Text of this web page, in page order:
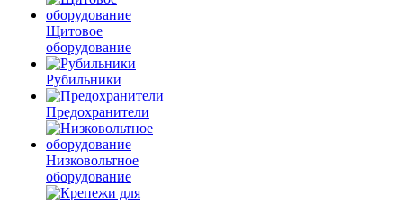
Щитовое
оборудование
Рубильники
Предохранители
Низковольтное
оборудование